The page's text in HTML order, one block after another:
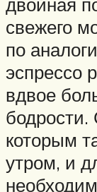
свежего
по
эспрессо
вдвое
которым
утром, и